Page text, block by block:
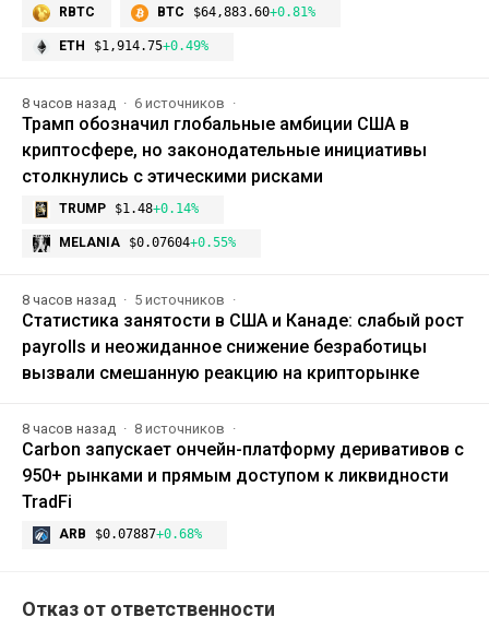
RBTC BTC $64,883.60+0.81%
ETH $1,914.75+0.49%
8 часов назад 6 источников
Трамп обозначил глобальные амбиции США в
криптосфере, но законодательные инициативы
столкнулись с этическими рисками
TRUMP $1.48+0.14%
MELANIA $0.07604+0.55%
8 часов назад 5 источников
Статистика занятости в США и Канаде: слабый рост
payrolls и неожиданное снижение безработицы
вызвали смешанную реакцию на крипторынке
8 часов назад 8 источников
Carbon запускает ончейн-платформу деривативов с
950+ рынками и прямым доступом к ликвидности
TradFi
ARB $0.07887+0.68%
Отказ от ответственности